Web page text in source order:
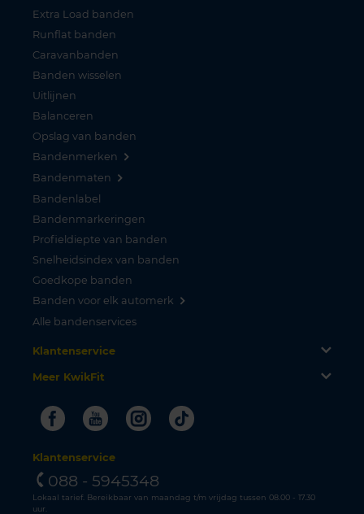
Extra Load banden
Runflat banden
Caravanbanden
Banden wisselen
Uitlijnen
Balanceren
Opslag van banden
Bandenmerken
Bandenmaten
Bandenlabel
Bandenmarkeringen
Profieldiepte van banden
Snelheidsindex van banden
Goedkope banden
Banden voor elk automerk
Alle bandenservices
Klantenservice
Meer KwikFit
FacebookYoutubeInstagram
Tiktok
Klantenservice
088 - 5945348
Lokaal tarief. Bereikbaar van maandag t/m vrijdag tussen 08.00 - 17.30
uur.